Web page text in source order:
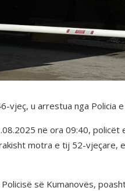
vjeç, u arrestua nga Policia
në ora 09:40, policët
motra e tij 52-vjeçare,
së Kumanovës,